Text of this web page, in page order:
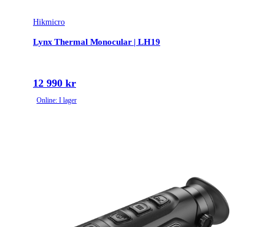
Hikmicro
Lynx Thermal Monocular | LH19
12 990 kr
Online: I lager